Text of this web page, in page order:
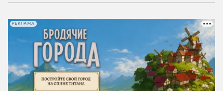
РЕКЛАМА